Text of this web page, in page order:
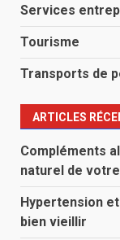
Services
Tourisme
Transports de
ARTICLES
Compléments
naturel de
Hypertension
bien vieillir